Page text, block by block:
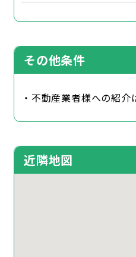
その他条件
・不動産業者様への紹介
近隣地図